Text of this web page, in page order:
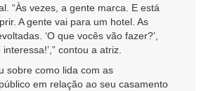
“Às vezes, a gente marca. E está
A gente vai para um hotel. As
‘O que vocês vão fazer?’,
contou a atriz.
sobre como lida com as
em relação ao seu casamento